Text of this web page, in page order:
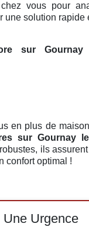
vous pour
une solution rapide
sur
en plus de
sur Gournay
ils
confort optimal !
Une Urgence